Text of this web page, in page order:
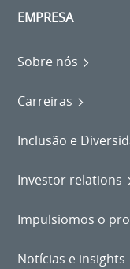
EMPRESA
Sobre nós
Carreiras
Inclusão e
Investor relations
Impulsiomos o
Notícias e insights